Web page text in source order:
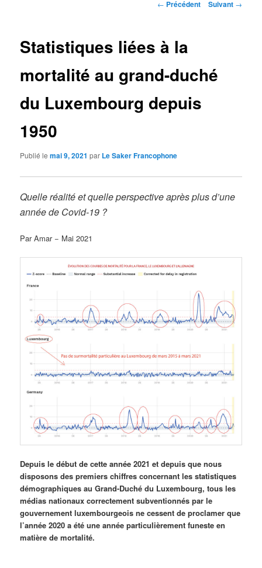
Navigation
← Précédent Suivant →
Statistiques liées à la
mortalité au grand-duché
du Luxembourg depuis
1950
Publié lemai 9, 2021 par Le Saker Francophone
Quelle réalité et quelle perspective après plus d’une
année de Covid-19 ?
Par Amar − Mai 2021
Depuis le début de cette année 2021 et depuis que nous
disposons des premiers chiffres concernant les statistiques
démographiques au Grand-Duché du Luxembourg, tous les
médias nationaux correctement subventionnés par le
gouvernement luxembourgeois ne cessent de proclamer que
l’année 2020 a été une année particulièrement funeste en
matière de mortalité.